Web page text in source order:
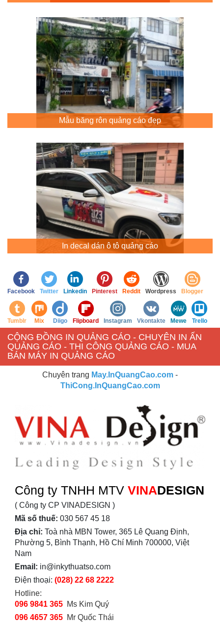
Mẫu băng rôn quảng cáo đẹp
In decal dán ô tô quảng cáo
Facebook Twitter Linkedin Pinterest Reddit Wordpress Blogger
Tumblr Mix Diigo Flipboard Instagram Vkontakte Mewe Trello
CỘNG ĐỒNG IN QUẢNG CÁO - CHUYÊN IN ẤN
QUẢNG CÁO - THI CÔNG QUẢNG CÁO - MUA
BÁN MÁY IN QUẢNG CÁO
Chuyên trang May.InQuangCao.com -
ThiCong.InQuangCao.com
Công ty TNHH MTV VINADESIGN
( Công ty CP VINADESIGN )
Mã số thuế: 030 567 45 18
Địa chỉ: Toà nhà MBN Tower, 365 Lê Quang Định,
Phường 5, Bình Thạnh, Hồ Chí Minh 700000, Việt
Nam
Email: in@inkythuatso.com
Điện thoại: (028) 22 68 2222
Hotline:
096 9841 365 Ms Kim Quý
096 4657 365 Mr Quốc Thái